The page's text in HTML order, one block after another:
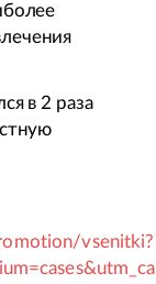
в 2 раза
vsenitki?